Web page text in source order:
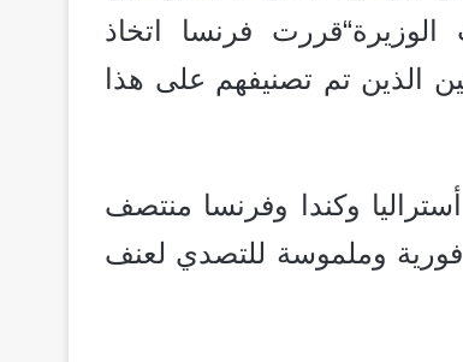
الوزيرة“قررت فرنسا اتخاذ
الذين تم تصنيفهم على هذا
من بينها أستراليا وكندا وفرنسا منتصف
فورية وملموسة للتصدي لعنف